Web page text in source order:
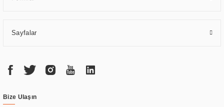
Sayfalar
Bize Ulaşın